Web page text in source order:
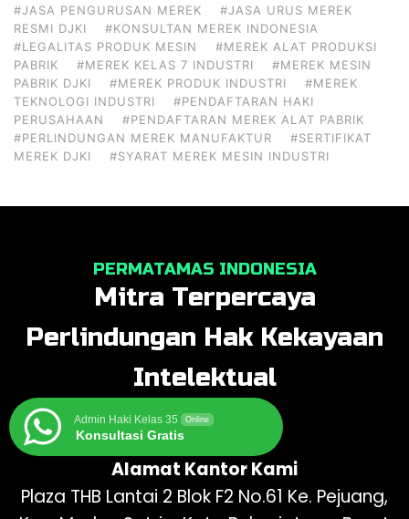
#JASA PENGURUSAN MEREK
#JASA URUS MEREK
RESMI DJKI
#KONSULTAN MEREK INDONESIA
#LEGALITAS PRODUK MESIN
#MEREK ALAT PRODUKSI
PABRIK
#MEREK KELAS 7 INDUSTRI
#MEREK MESIN
PABRIK DJKI
#MEREK PRODUK INDUSTRI
#MEREK
TEKNOLOGI INDUSTRI
#PENDAFTARAN HAKI
PERUSAHAAN
#PENDAFTARAN MEREK ALAT PABRIK
#PERLINDUNGAN MEREK MANUFAKTUR
#SERTIFIKAT
MEREK DJKI
#SYARAT MEREK MESIN INDUSTRI
PERMATAMAS INDONESIA
Mitra Terpercaya
Perlindungan Hak Kekayaan
Intelektual
Admin Haki Kelas 35 Online
Konsultasi Gratis
Alamat Kantor Kami
Plaza THB Lantai 2 Blok F2 No.61 Ke. Pejuang,